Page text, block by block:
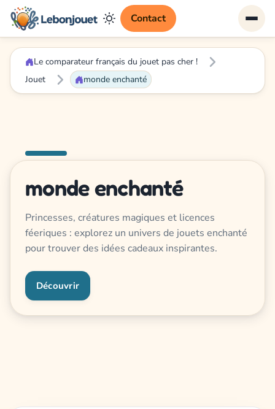
Contact
Le comparateur français du jouet pas cher !
Jouet
monde enchanté
monde enchanté
Princesses, créatures magiques et licences
féeriques : explorez un univers de jouets enchanté
pour trouver des idées cadeaux inspirantes.
Découvrir